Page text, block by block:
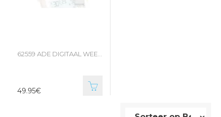
49.95€